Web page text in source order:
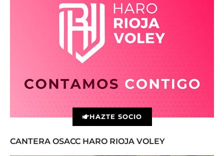
HAZTE SOCIO
CANTERA OSACC HARO RIOJA VOLEY